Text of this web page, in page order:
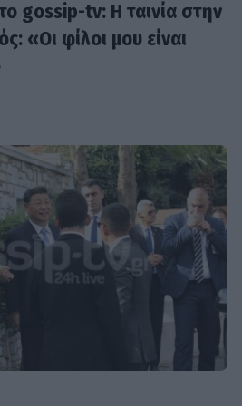
gossip-tv: Η ταινία στην
«Οι φίλοι μου είναι